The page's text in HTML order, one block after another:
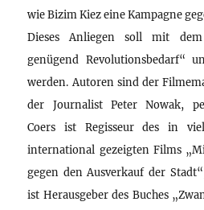
wie Bizim Kiez eine Kampagne
Dieses Anliegen soll mit
genügend Revolutionsbedarf“
werden. Autoren sind der
der Journalist Peter Nowak,
Coers ist Regisseur des in
international gezeigten Films
gegen den Ausverkauf der
ist Herausgeber des Buches